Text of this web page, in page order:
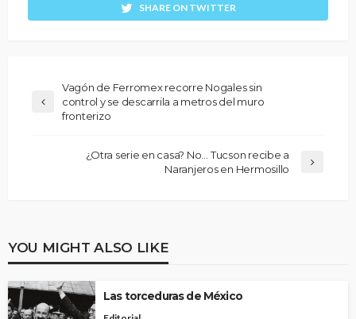
SHARE ON TWITTER
Vagón de Ferromex recorre Nogales sin
control y se descarrila a metros del muro
fronterizo
¿Otra serie en casa? No… Tucson recibe a
Naranjeros en Hermosillo
YOU MIGHT ALSO LIKE
Las torceduras de México